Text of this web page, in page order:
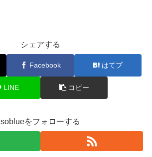
シェアする
Facebook はてブ
LINE コピー
soblueをフォローする